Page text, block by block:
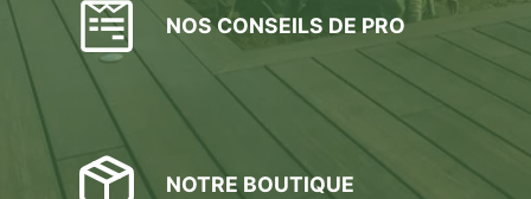
NOS CONSEILS DE PRO
NOTRE BOUTIQUE